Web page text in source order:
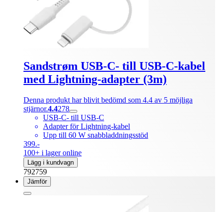
Sandstrøm USB-C- till USB-C-kabel
med Lightning-adapter (3m)
Denna produkt har blivit bedömd som 4.4 av 5 möjliga
stjärnor.4.4278
USB-C- till USB-C
Adapter för Lightning-kabel
Upp till 60 W snabbladdningsstöd
399.-
100+ i lager online
Lägg i kundvagn
792759
Jämför